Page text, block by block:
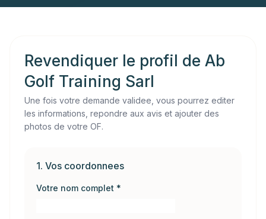
Revendiquer le profil de Ab
Golf Training Sarl
Une fois votre demande validee, vous pourrez editer
les informations, repondre aux avis et ajouter des
photos de votre OF.
1. Vos coordonnees
Votre nom complet *